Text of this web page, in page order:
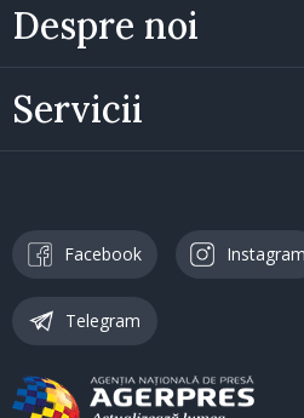
Despre noi
Servicii
Facebook Instagram
Telegram